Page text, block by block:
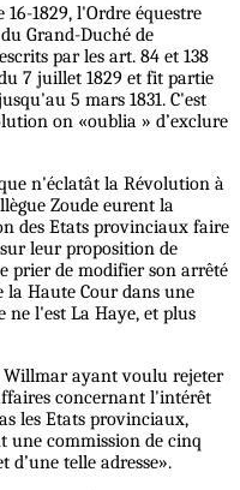
1829, l'Ordre équestre
Grand-Duché de
par les art. 84 et 138
7 juillet 1829 et fit partie
5 mars 1831. C'est
on «oublia » d’exclure
n'éclatât la Révolution à
Zoude eurent la
des Etats provinciaux faire
leur proposition de
prier de modifier son arrêté
la Haute Cour dans une
ne l'est La Haye, et plus
Willmar ayant voulu rejeter
concernant l'intérêt
les Etats provinciaux,
une commission de cinq
d’une telle adresse».